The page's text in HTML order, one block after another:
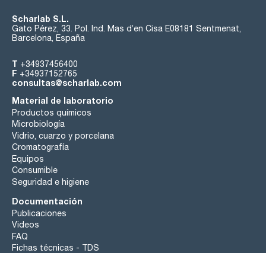
Scharlab S.L.
Gato Pérez, 33. Pol. Ind. Mas d’en Cisa E08181 Sentmenat,
Barcelona, España
T +34937456400
F +34937152765
consultas@scharlab.com
Material de laboratorio
Productos químicos
Microbiología
Vidrio, cuarzo y porcelana
Cromatografía
Equipos
Consumible
Seguridad e higiene
Documentación
Publicaciones
Videos
FAQ
Fichas técnicas - TDS